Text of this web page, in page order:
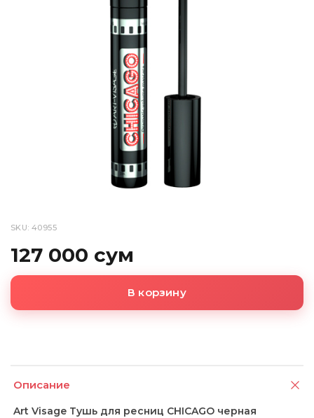
SKU: 40955
127 000 сум
В корзину
Описание
Art Visage Тушь для ресниц CHICAGO черная